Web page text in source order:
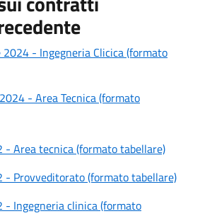
- Ingegneria Clicica (formato
- Area Tecnica (formato
Area tecnica (formato tabellare)
Provveditorato (formato tabellare)
Ingegneria clinica (formato